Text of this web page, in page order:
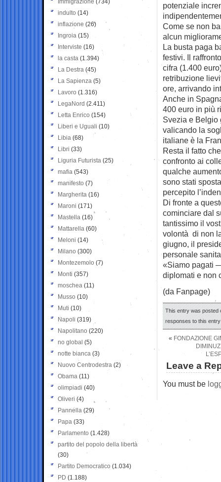
potenziale
Come se non
alcun
La busta paga
festivi. Il
cifra (1.400
retribuzione
ore, arrivando
Anche in
400 euro in più
Svezia e Belgio
valicando la
italiane è la
Resta il fatto
confronto ai
qualche
sono stati
percepito
Di fronte a
cominciare dal
tantissimo il
volontà di non
giugno, il
personale
«Siamo pagati
diplomati e non
(da Fanpage)
This entry was posted
responses to this
« FONDAZIONE
Leave a
You must be
Immigrazione (734)
indulto (14)
inflazione (26)
Ingroia (15)
Interviste (16)
la casta (1.394)
La Destra (45)
La Sapienza (5)
Lavoro (1.316)
LegaNord (2.411)
Letta Enrico (154)
Liberi e Uguali (10)
Libia (68)
Libri (33)
Liguria Futurista (25)
mafia (543)
manifesto (7)
Margherita (16)
Maroni (171)
Mastella (16)
Mattarella (60)
Meloni (14)
Milano (300)
Montezemolo (7)
Monti (357)
moschea (11)
Musso (10)
Muti (10)
Napoli (319)
Napolitano (220)
no global (5)
notte bianca (3)
Nuovo Centrodestra (2)
Obama (11)
olimpiadi (40)
Oliveri (4)
Pannella (29)
Papa (33)
Parlamento (1.428)
partito del popolo della libertà
(30)
Partito Democratico (1.034)
PD (1.188)